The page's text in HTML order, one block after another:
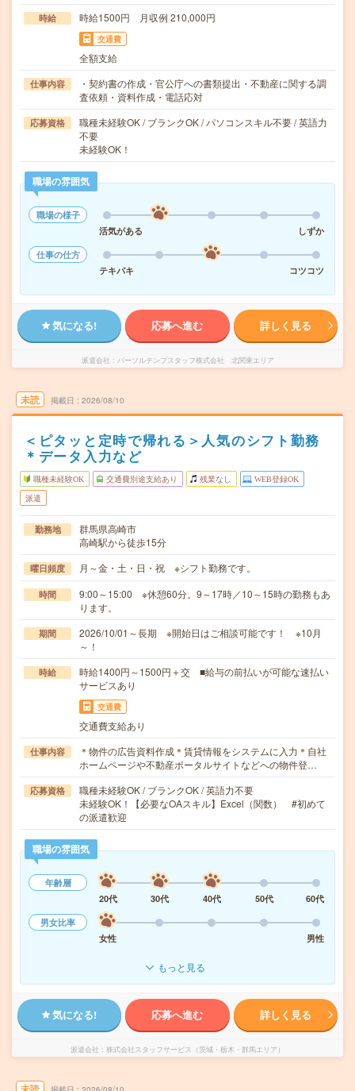
時給 時給1500円 月収例 210,000円
交通費
全額支給
仕事内容
・契約書の作成・官公庁への書類提出・不動産に関する調
査依頼・資料作成・電話応対
応募資格
職種未経験OK / ブランクOK / パソコンスキル不要 / 英語力
不要
未経験OK！
職場の雰囲気
職場の様子
活気がある
しずか
仕事の仕方
テキパキ
コツコツ
気になる! 応募へ進む 詳しく見る
派遣会社 パーソルテンプスタッフ株式会社 北関東エリア
未読 掲載日 2026/08/10
＜ピタッと定時で帰れる＞人気のシフト勤務
＊データ入力など
職種未経験OK 交通費別途支給あり 残業なし WEB登録OK
派遣
勤務地
群馬県高崎市
高崎駅から徒歩15分
曜日頻度 月～金・土・日・祝 ※シフト勤務です。
時間
9:00～15:00 ※休憩60分。9～17時／10～15時の勤務もあ
ります。
期間
2026/10/01～長期 ※開始日はご相談可能です！ ※10月
～！
時給
時給1400円～1500円＋交 ■給与の前払いが可能な速払い
サービスあり
交通費
交通費支給あり
仕事内容
＊物件の広告資料作成＊賃貸情報をシステムに入力＊自社
ホームページや不動産ポータルサイトなどへの物件登…
応募資格
職種未経験OK / ブランクOK / 英語力不要
未経験OK！【必要なOAスキル】Excel（関数） #初めて
の派遣歓迎
職場の雰囲気
年齢層
20代
30代 40代 50代
60代
男女比率
女性
男性
もっと見る
気になる! 応募へ進む 詳しく見る
派遣会社 株式会社スタッフサービス（茨城・栃木・群馬エリア）